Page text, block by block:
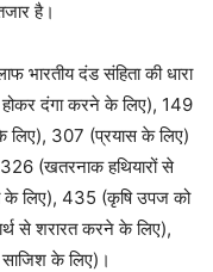
है।
भारतीय दंड संहिता की धारा
दंगा करने के लिए), 149
लिए), 307 (प्रयास के लिए)
(खतरनाक हथियारों से
के लिए), 435 (कृषि उपज को
से शरारत करने के लिए),
के लिए)।